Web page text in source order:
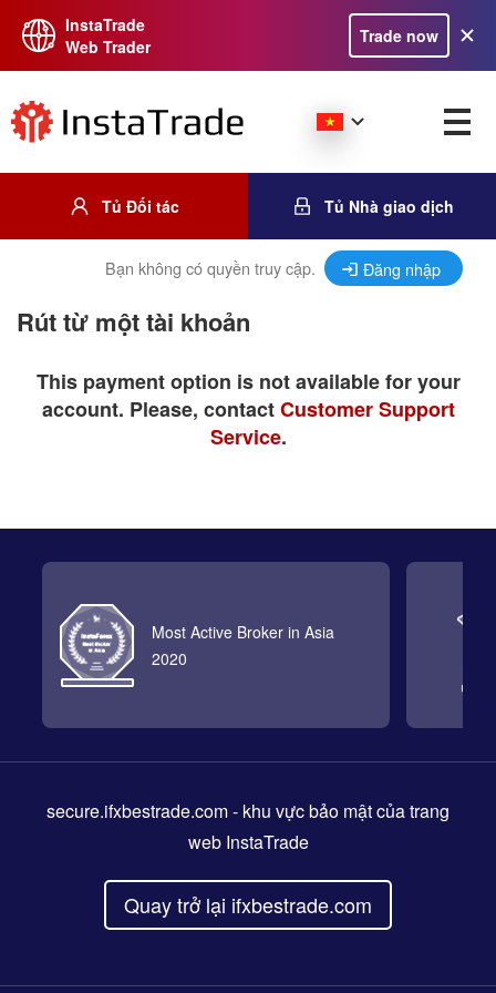
InstaTrade
Web Trader
Trade now
Tủ Đối tác Tủ Nhà giao dịch
Bạn không có quyền truy cập. Đăng nhập
Rút từ một tài khoản
This payment option is not available for your
account. Please, contactCustomer Support
Service.
Most Active Broker in Asia
2020
secure.ifxbestrade.com- khu vực bảo mật của trang
web InstaTrade
Quay trở lại ifxbestrade.com